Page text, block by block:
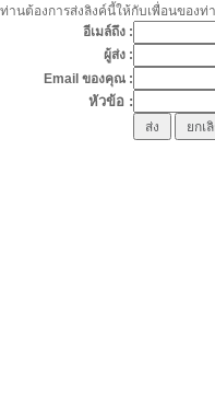
ท่านต้องการส่งลิงค์นี้ให้กับเพื่อนของท่
อีเมล์ถึง :
ผู้ส่ง :
Email ของคุณ :
หัวข้อ :